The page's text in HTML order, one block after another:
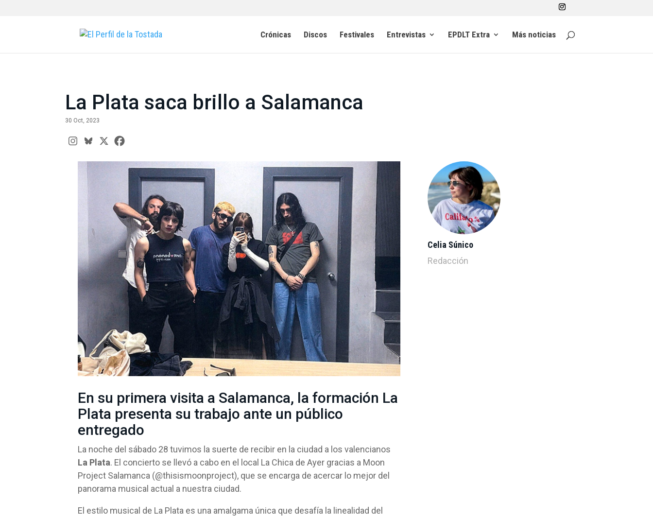
Crónicas Discos Festivales Entrevistas EPDLT Extra Más noticias
La Plata saca brillo a Salamanca
30 Oct, 2023
En su primera visita a Salamanca, la formación La
Plata presenta su trabajo ante un público
entregado
La noche del sábado 28 tuvimos la suerte de recibir en la ciudad a los valencianos
La Plata. El concierto se llevó a cabo en el local La Chica de Ayer gracias a Moon
Project Salamanca (@thisismoonproject), que se encarga de acercar lo mejor del
panorama musical actual a nuestra ciudad.
El estilo musical de La Plata es una amalgama única que desafía la linealidad del
Celia Súnico
Redacción